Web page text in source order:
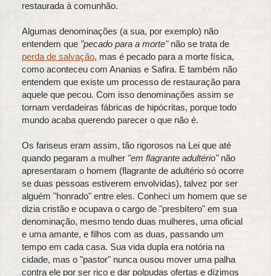
restaurada à comunhão.
Algumas denominações (a sua, por exemplo) não
entendem que "pecado para a morte"não se trata de
perda de salvação, mas é pecado para a morte física,
como aconteceu com Ananias e Safira. E também não
entendem que existe um processo de restauração para
aquele que pecou. Com isso denominações assim se
tornam verdadeiras fábricas de hipócritas, porque todo
mundo acaba querendo parecer o que não é.
Os fariseus eram assim, tão rigorosos na Lei que até
quando pegaram a mulher "em flagrante adultério"não
apresentaram o homem (flagrante de adultério só ocorre
se duas pessoas estiverem envolvidas), talvez por ser
alguém "honrado" entre eles. Conheci um homem que se
dizia cristão e ocupava o cargo de "presbítero" em sua
denominação, mesmo tendo duas mulheres, uma oficial
e uma amante, e filhos com as duas, passando um
tempo em cada casa. Sua vida dupla era notória na
cidade, mas o "pastor" nunca ousou mover uma palha
contra ele por ser rico e dar polpudas ofertas e dízimos